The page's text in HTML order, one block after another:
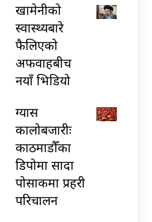
खामेनीको
स्वास्थ्यबारे
फैलिएको
अफवाहबीच
नयाँ भिडियो
ग्यास
कालोबजारीः
काठमाडौँका
डिपोमा सादा
पोसाकमा प्रहरी
परिचालन